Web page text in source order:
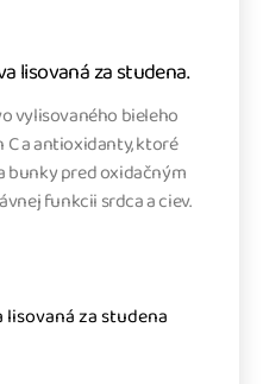
lisovaná za studena.
vylisovaného bieleho
a antioxidanty, ktoré
bunky pred oxidačným
funkcii srdca a ciev.
za studena